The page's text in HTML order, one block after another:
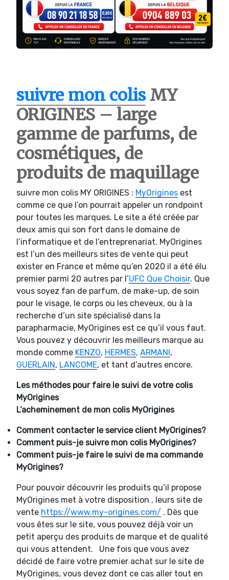
suivre mon colisMY
ORIGINES – large
gamme de parfums, de
cosmétiques, de
produits de maquillage
suivre mon colis MY ORIGINES : MyOrigines est
comme ce que l’on pourrait appeler un rondpoint
pour toutes les marques. Le site a été créée par
deux amis qui son fort dans le domaine de
l’informatique et de l’entreprenariat. MyOrigines
est l’un des meilleurs sites de vente qui peut
exister en France et même qu’en 2020 il a été élu
premier parmi 20 autres par l’UFC Que Choisir. Que
vous soyez fan de parfum, de make-up, de soin
pour le visage, le corps ou les cheveux, ou à la
recherche d’un site spécialisé dans la
parapharmacie, MyOrigines est ce qu’il vous faut.
Vous pouvez y découvrir les meilleurs marque au
monde comme KENZO, HERMES, ARMANI,
GUERLAIN, LANCOME, et tant d’autres encore.
Les méthodes pour faire le suivi de votre colis
MyOrigines
L’acheminement de mon colis MyOrigines
Comment contacter le service client MyOrigines?
Comment puis-je suivre mon colis MyOrigines?
Comment puis-je faire le suivi de ma commande
MyOrigines?
Pour pouvoir découvrir les produits qu’il propose
MyOrigines met à votre disposition , leurs site de
vente https://www.my-origines.com/ . Dès que
vous êtes sur le site, vous pouvez déjà voir un
petit aperçu des produits de marque et de qualité
qui vous attendent. Une fois que vous avez
décidé de faire votre premier achat sur le site de
MyOrigines, vous devez dont ce cas aller tout en